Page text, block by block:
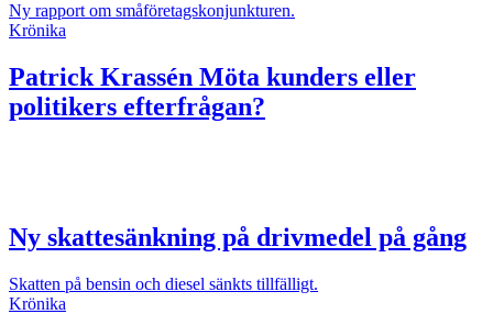
Ny rapport om småföretagskonjunkturen.
Krönika
Patrick Krassén Möta kunders eller
politikers efterfrågan?
Ny skattesänkning på drivmedel på gång
Skatten på bensin och diesel sänkts tillfälligt.
Krönika